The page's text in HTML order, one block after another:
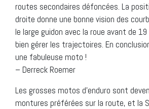
routes secondaires défoncées. La
droite donne une bonne vision des
le large guidon avec la roue avant de
bien gérer les trajectoires. En
une fabuleuse moto !
– Derreck Roemer
Les grosses motos d’enduro sont
montures préférées sur la route, et la